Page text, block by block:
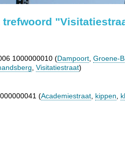
trefwoord
1000000010 (Dampoort Groene-
Visitatiestraat)
(Academiestraat kippen